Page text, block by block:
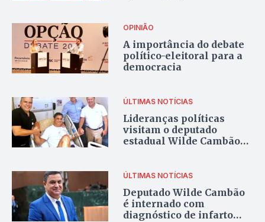
OPINIÃO
A importância do debate
político-eleitoral para a
democracia
ÚLTIMAS NOTÍCIAS
Lideranças políticas
visitam o deputado
estadual Wilde Cambão
ÚLTIMAS NOTÍCIAS
Deputado Wilde Cambão
é internado com
diagnóstico de infarto